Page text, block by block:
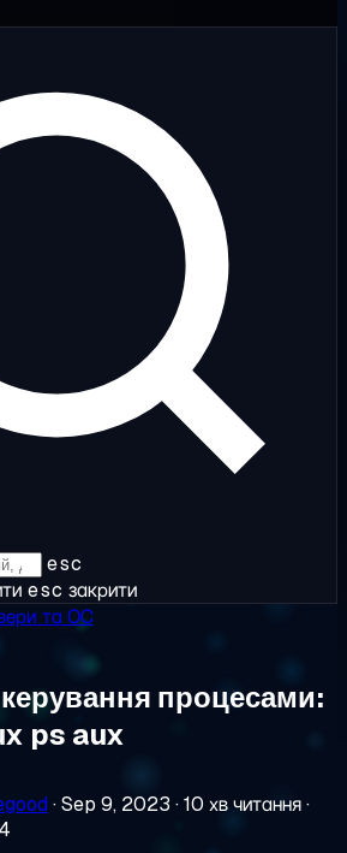
esc
esc закрити
та ОС
процесами:
ps aux
·Sep 9, 2023 ·10 хв читання·